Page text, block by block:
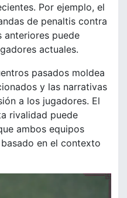
Por ejemplo, el
de penaltis contra
anteriores puede
actuales.
pasados moldea
y las narrativas
a los jugadores. El
rivalidad puede
ambos equipos
en el contexto